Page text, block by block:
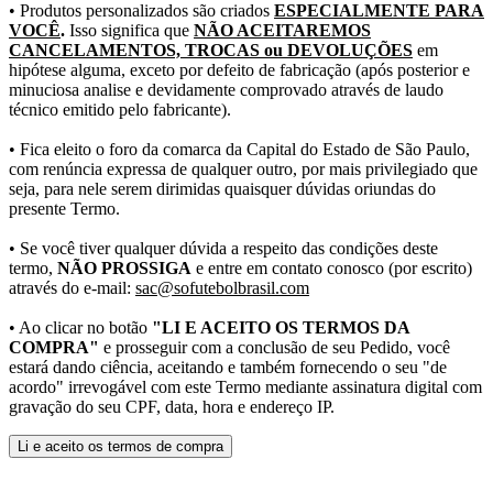
• Produtos personalizados são criados ESPECIALMENTE PARA
VOCÊ. Isso significa que NÃO ACEITAREMOS
CANCELAMENTOS, TROCAS ou DEVOLUÇÕES em
hipótese alguma, exceto por defeito de fabricação (após posterior e
minuciosa analise e devidamente comprovado através de laudo
técnico emitido pelo fabricante).
• Fica eleito o foro da comarca da Capital do Estado de São Paulo,
com renúncia expressa de qualquer outro, por mais privilegiado que
seja, para nele serem dirimidas quaisquer dúvidas oriundas do
presente Termo.
• Se você tiver qualquer dúvida a respeito das condições deste
termo, NÃO PROSSIGA e entre em contato conosco (por escrito)
através do e-mail: sac@sofutebolbrasil.com
• Ao clicar no botão "LI E ACEITO OS TERMOS DA
COMPRA" e prosseguir com a conclusão de seu Pedido, você
estará dando ciência, aceitando e também fornecendo o seu "de
acordo" irrevogável com este Termo mediante assinatura digital com
gravação do seu CPF, data, hora e endereço IP.
Li e aceito os termos de compra